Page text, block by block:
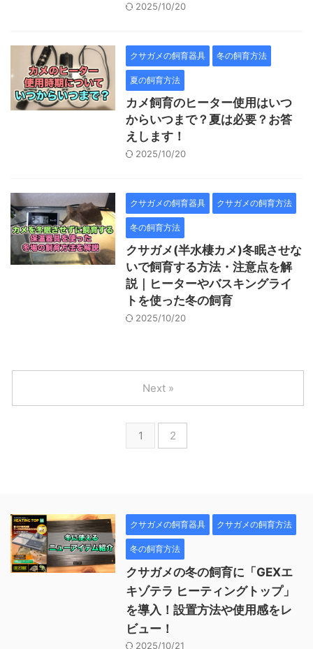
2025/10/20
クサガメの飼育器具 冬の飼育方法
夏の飼育方法
カメ飼育のヒーター使用はいつ
からいつまで？夏は必要？お答
えします！
2025/10/20
クサガメの飼育器具 クサガメの飼育方法
冬の飼育方法
クサガメ(半水棲カメ)冬眠させな
いで飼育する方法・注意点を解
説｜ヒーターやバスキングライ
トを使った冬の飼育
2025/10/20
1 2
Next »
クサガメの飼育器具 クサガメの飼育方法
冬の飼育方法
クサガメの冬の飼育に「GEXエ
キゾテラ ヒーティングトップ」
を導入！設置方法や使用感をレ
ビュー！
2025/10/21